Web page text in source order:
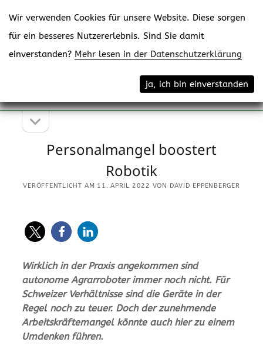
Menü
Seitenleiste
Seitenleiste
öffnen
Personalmangel boostert
Robotik
VERÖFFENTLICHT AM 11. APRIL 2022 VON DAVID EPPENBERGER
Wirklich in der Praxis angekommen sind
autonome Agrarroboter immer noch nicht. Für
Schweizer Verhältnisse sind die Geräte in der
Regel noch zu teuer. Doch der zunehmende
Arbeitskräftemangel könnte auch hier zu einem
Umdenken führen.
Wir verwenden Cookies für unsere Website. Diese sorgen
für ein besseres Nutzererlebnis. Sind Sie damit
einverstanden? Mehr lesen in der Datenschutzerklärung
ja, ich bin einverstanden